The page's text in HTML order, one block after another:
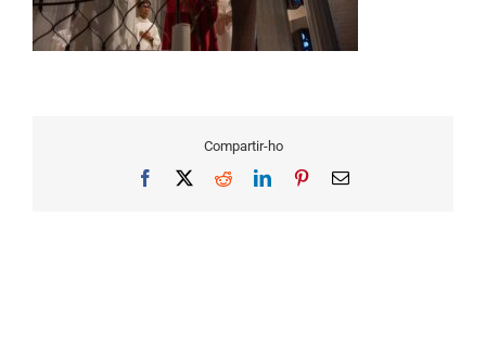
Compartir-ho
Facebook RedditLinkedInPinterestEmail